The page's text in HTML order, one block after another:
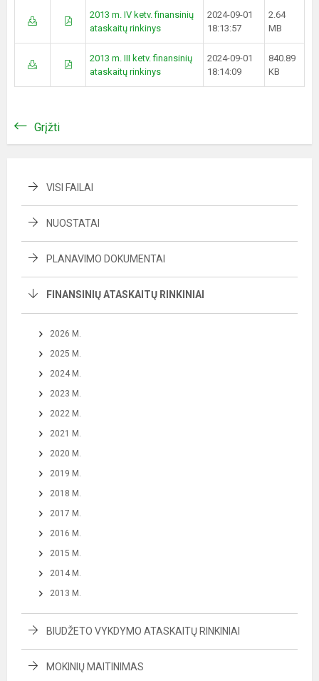
2013 m. IV ketv. finansinių
ataskaitų rinkinys
2024-09-01
18:13:57
2.64
MB
2013 m. III ketv. finansinių
ataskaitų rinkinys
2024-09-01
18:14:09
840.89
KB
Grįžti
VISI FAILAI
NUOSTATAI
PLANAVIMO DOKUMENTAI
FINANSINIŲ ATASKAITŲ RINKINIAI
2026 M.
2025 M.
2024 M.
2023 M.
2022 M.
2021 M.
2020 M.
2019 M.
2018 M.
2017 M.
2016 M.
2015 M.
2014 M.
2013 M.
BIUDŽETO VYKDYMO ATASKAITŲ RINKINIAI
MOKINIŲ MAITINIMAS